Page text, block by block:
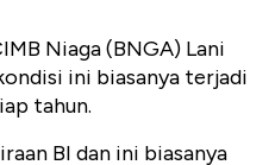
Niaga (BNGA) Lani
ini biasanya terjadi
tahun.
BI dan ini biasanya